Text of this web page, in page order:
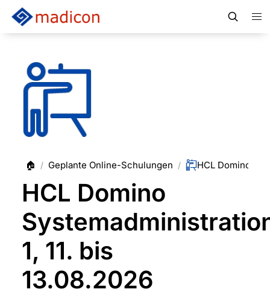
🏠 / Geplante Online-Schulungen /
HCL Domino
1, 11. bis
13.08.2026